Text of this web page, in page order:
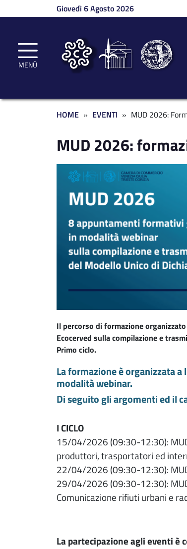
Salta al contenuto principaleGiovedì 6 Agosto 2026
MENÙ
Briciole di pane
HOME EVENTI MUD 2026:
MUD 2026:
Immagine
Il percorso di formazione
Ecocerved sulla compilazione e
Primo ciclo.
La formazione è organizzata
modalità webinar.
Di seguito gli argomenti ed il
I CICLO
15/04/2026 (09:30-12:30):
produttori, trasportatori ed
22/04/2026 (09:30-12:30):
29/04/2026 (09:30-12:30):
Comunicazione rifiuti urbani e
La partecipazione agli eventi è